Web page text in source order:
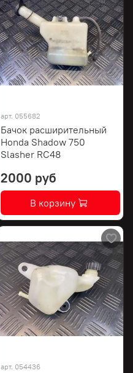
арт. 055682
Бачок расширительный
Honda Shadow 750
Slasher RC48
2000 руб
В корзину
арт. 054436